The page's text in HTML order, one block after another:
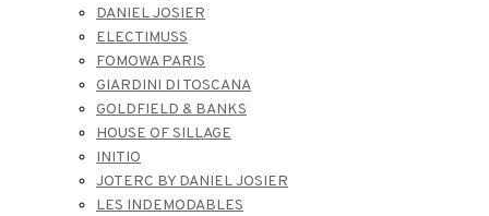
DANIEL JOSIER
ELECTIMUSS
FOMOWA PARIS
GIARDINI DI TOSCANA
GOLDFIELD & BANKS
HOUSE OF SILLAGE
INITIO
JOTERC BY DANIEL JOSIER
LES INDEMODABLES